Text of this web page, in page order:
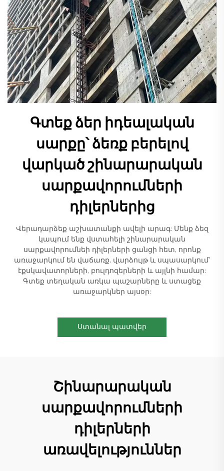
Գտեք ձեր իդեալական
սարքը՝ ձեռք բերելով
վարկած շինարարական
սարքավորումների
դիլերներից
Վերադարձեք աշխատանքի ավելի արագ: Մենք ձեզ
կապում ենք վստահելի շինարարական
սարքավորումնեի դիլերների ցանցի հետ, որոնք
առաջարկում են վաճառք, վարձույթ և սպասարկում՝
էքսկավատորների, բուլդոզերների և այլնի համար:
Գտեք տեղական առկա պաշարները և ստացեք
առաջարկներ այսօր:
Ստանալ պատվեր
Շինարարական
սարքավորումների
դիլերների
առավելություններ